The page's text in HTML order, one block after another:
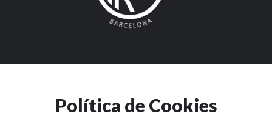
Política de Cookies